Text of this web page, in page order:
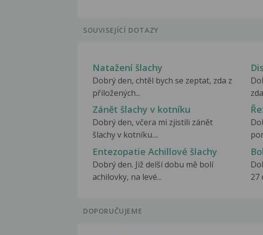
SOUVISEJÍCÍ DOTAZY
Natažení šlachy
Dobrý den, chtěl bych se zeptat, zda z
přiložených...
Zánět šlachy v kotníku
Dobrý den, včera mi zjistili zánět
šlachy v kotníku....
Entezopatie Achillové šlachy
Dobrý den. Již delší dobu mě bolí
achilovky, na levé...
27
DOPORUČUJEME